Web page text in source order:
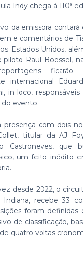
Indy chega à 110ª
da emissora contará
e comentários de
Estados Unidos,
piloto Raul Boessel,
internacional
in loco, responsáveis
do evento.
presença com dois
titular da AJ
Castroneves, que
um feito inédito
desde 2022, o
Indiana, recebe 33
foram
de classificação,
quatro voltas